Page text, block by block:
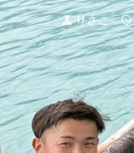
Author
りさこ